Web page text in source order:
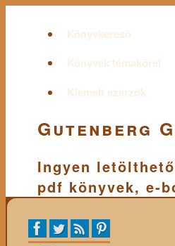
Könyvkereső
Könyvek témakörei
Kiemelt szerzők
Gutenberg
Ingyen
pdf könyvek, e-